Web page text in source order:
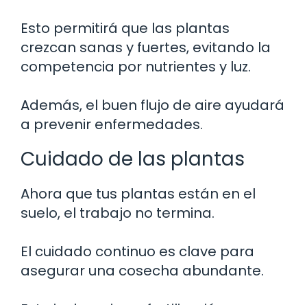
Esto permitirá que las plantas
crezcan sanas y fuertes, evitando la
competencia por nutrientes y luz.
Además, el buen flujo de aire ayudará
a prevenir enfermedades.
Cuidado de las plantas
Ahora que tus plantas están en el
suelo, el trabajo no termina.
El cuidado continuo es clave para
asegurar una cosecha abundante.